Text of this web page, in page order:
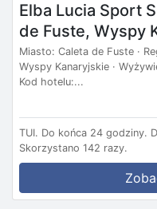
Elba Lucia Sport
de Fuste, Wyspy
Miasto: Caleta de Fuste ·
Wyspy Kanaryjskie ·
Kod hotelu:...
TUI. Do końca 24 godziny.
Skorzystano 142 razy.